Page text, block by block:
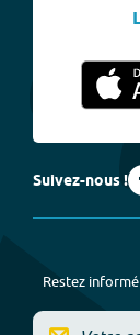
Suivez-nous !
Restez